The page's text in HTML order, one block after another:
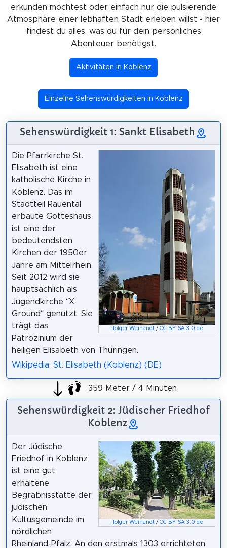
erkunden möchtest oder einfach nur die pulsierende
Atmosphäre einer lebhaften Stadt erleben willst - hier
findest du alles, was du für dein persönliches
Abenteuer benötigst.
Aktivitäten in Koblenz
Einzelne Sehenswürdigkeiten in Koblenz
Sehenswürdigkeit 1: Sankt Elisabeth
Holger Weinandt /CC BY-SA 3.0 de
Die Pfarrkirche St.
Elisabeth ist eine
katholische Kirche in
Koblenz. Das im
Stadtteil Rauental
erbaute Gotteshaus
ist eine der
bedeutendsten
Kirchen der 1950er
Jahre am Mittelrhein.
Seit 2012 wird sie
hauptsächlich als
Jugendkirche “X-
Ground” genutzt. Sie
trägt das
Patrozinium der
heiligen Elisabeth von Thüringen.
Wikipedia: St. Elisabeth (Koblenz) (DE)
359 Meter / 4 Minuten
Sehenswürdigkeit 2: Jüdischer Friedhof
Koblenz
Holger Weinandt /CC BY-SA 3.0 de
Der Jüdische
Friedhof in Koblenz
ist eine gut
erhaltene
Begräbnisstätte der
jüdischen
Kultusgemeinde im
nördlichen
Rheinland-Pfalz. An den erstmals 1303 errichteten